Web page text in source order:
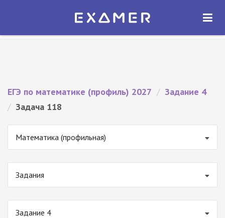
Экзамер — ЕГЭ 2027
ОТКРЫТЬ
ЕГЭ по математике (профиль) 2027 / Задание 4
/ Задача 118
Математика (профильная)
Задания
Задание 4